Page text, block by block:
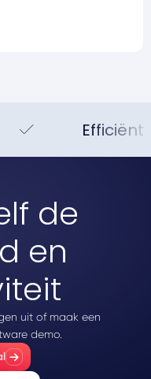
Efficiënt
de
en
uit of maak een
demo.